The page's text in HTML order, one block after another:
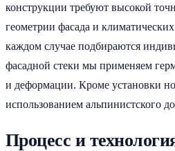
конструкции требуют высокой
геометрии фасада и
каждом случае подбираются
фасадной стеки мы применяем
и деформации. Кроме установки
использованием альпинистского
Процесс и